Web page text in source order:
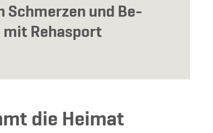
Schmer­zen und Be­
mit Re­has­port
die Heimat